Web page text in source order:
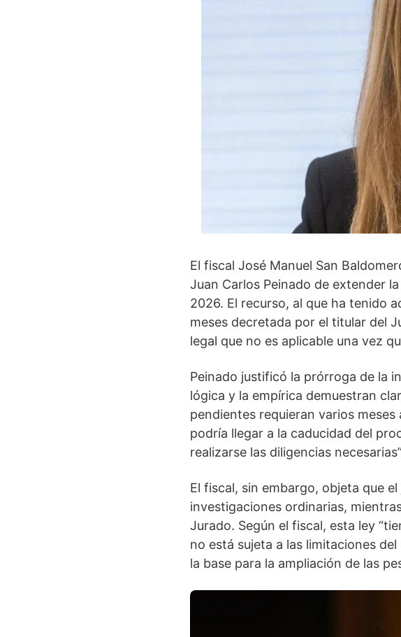
El fiscal José Manuel San
Juan Carlos Peinado de extender
2026. El recurso, al que ha tenido
meses decretada por el titular del
legal que no es aplicable una vez
Peinado justificó la prórroga de la
lógica y la empírica demuestran
pendientes requieran varios
podría llegar a la caducidad del
realizarse las diligencias
El fiscal, sin embargo, objeta que
investigaciones ordinarias,
Jurado. Según el fiscal, esta ley
no está sujeta a las limitaciones
la base para la ampliación de las